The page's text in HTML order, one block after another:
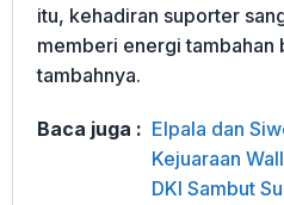
itu, kehadiran suporter
memberi energi tambahan
tambahnya.
Baca juga : Elpala dan
Kejuaraan
DKI Sambut